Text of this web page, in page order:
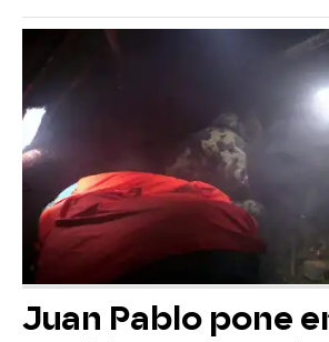
Juan Pablo pone